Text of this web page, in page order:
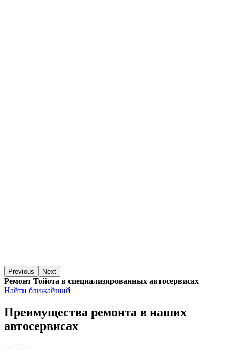
Previous Next
Ремонт Тойота в специализированных автосервисах
Найти ближайший
Преимущества ремонта в наших
автосервисах